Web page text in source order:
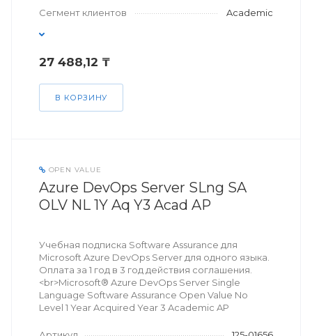
Сегмент клиентов
Academic
27 488,12 ₸
В КОРЗИНУ
OPEN VALUE
Azure DevOps Server SLng SA
OLV NL 1Y Aq Y3 Acad AP
Учебная подписка Software Assurance для
Microsoft Azure DevOps Server для одного языка.
Оплата за 1 год в 3 год действия соглашения.
<br>Microsoft® Azure DevOps Server Single
Language Software Assurance Open Value No
Level 1 Year Acquired Year 3 Academic AP